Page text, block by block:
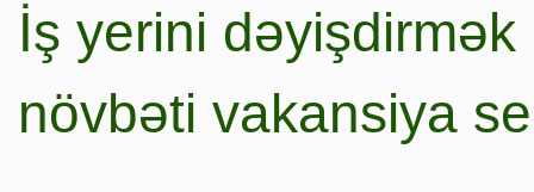
İş yerini
növbəti vakansiya